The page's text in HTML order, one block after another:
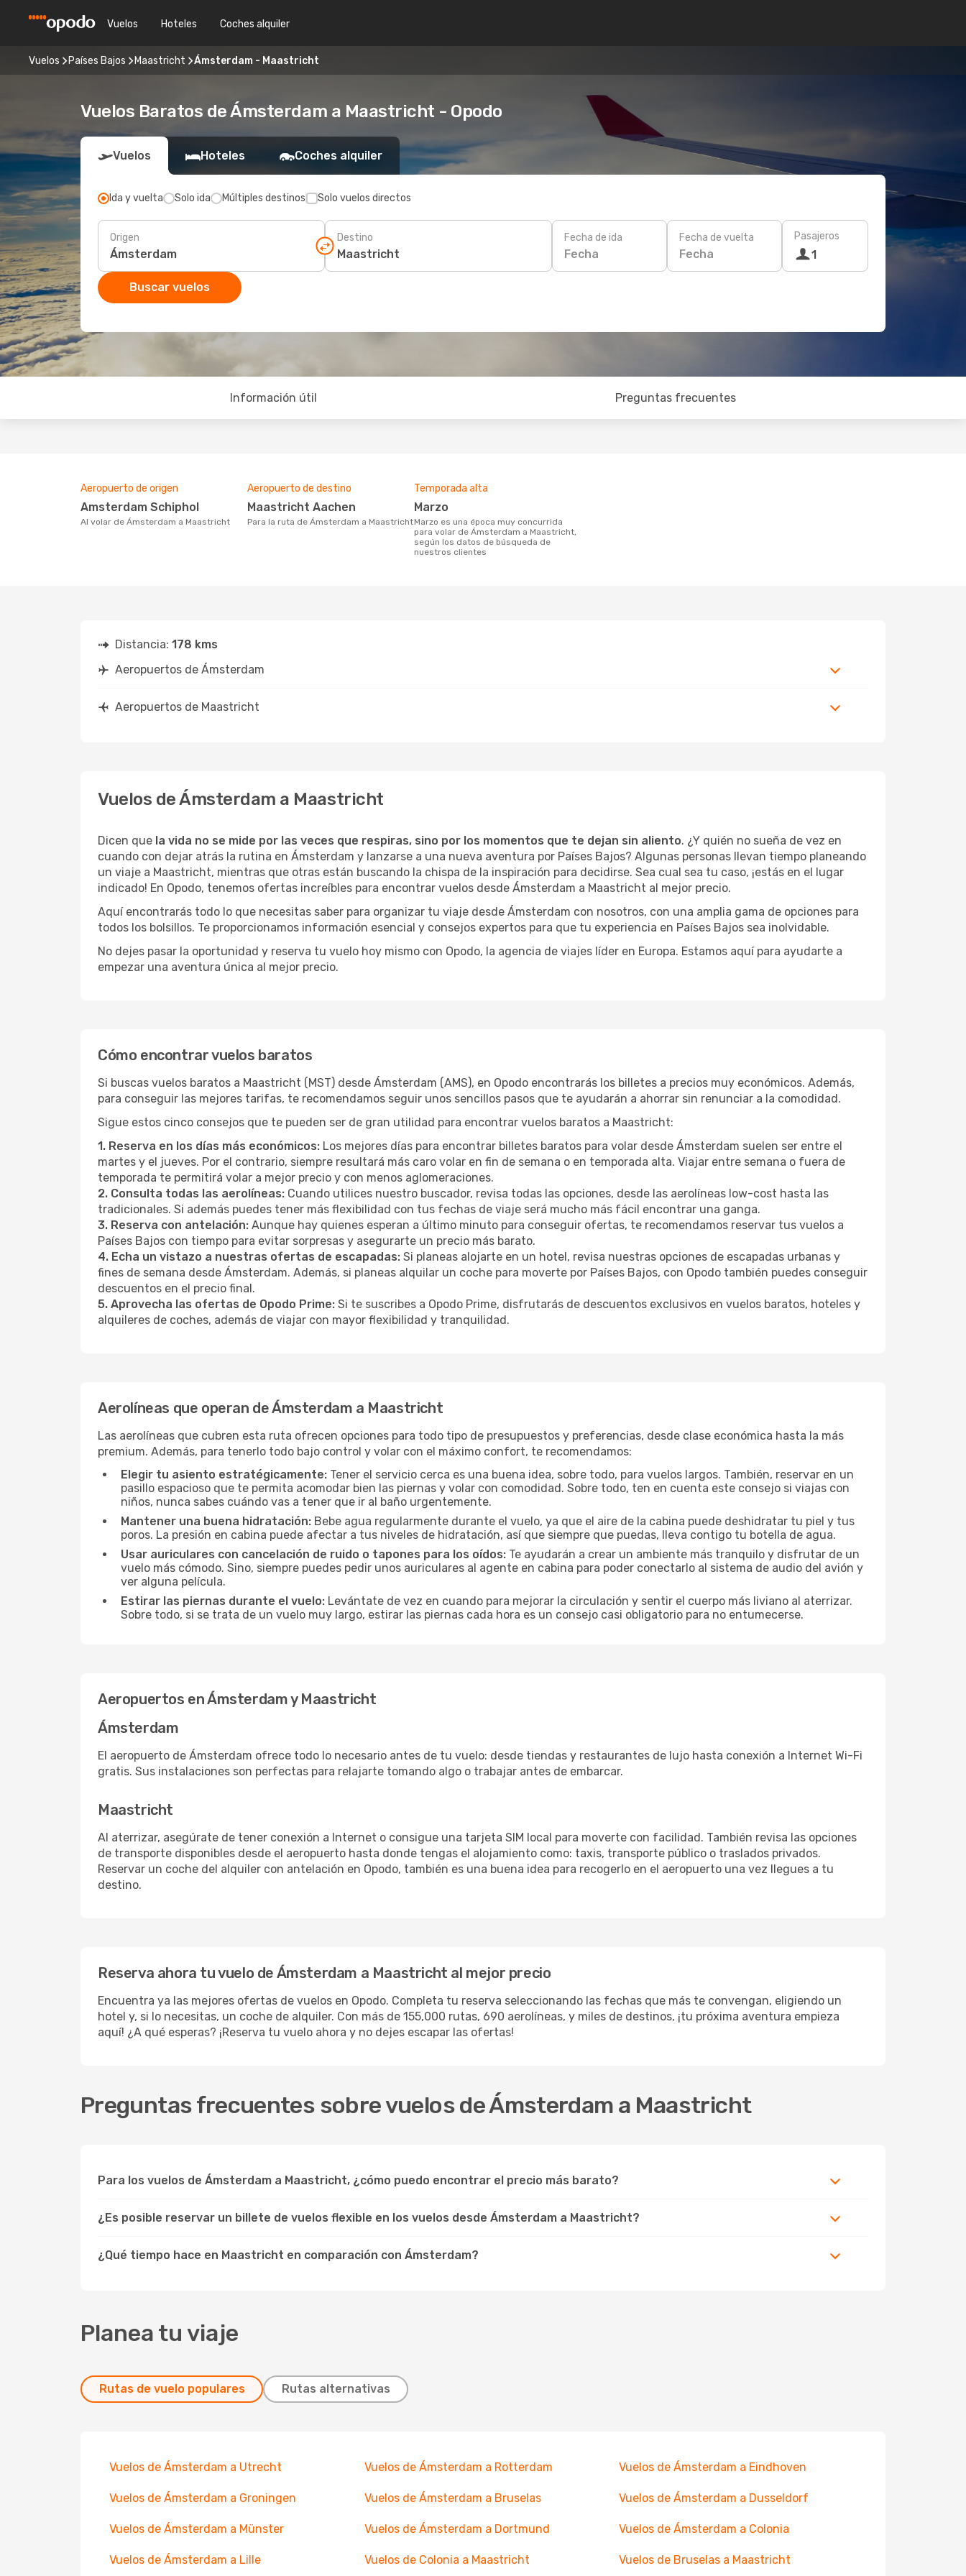
Vuelos Hoteles Coches alquiler
Vuelos Países Bajos Maastricht Ámsterdam - Maastricht
Vuelos Baratos de Ámsterdam a Maastricht - Opodo
Vuelos Hoteles Coches alquiler
Ida y vuelta Solo ida Múltiples destinos Solo vuelos directos
Origen Destino Fecha de ida
Fecha
Fecha de vuelta
Fecha
Pasajeros
1
Buscar vuelos
Información útil Preguntas frecuentes
Aeropuerto de origen
Amsterdam Schiphol
Al volar de Ámsterdam a Maastricht
Aeropuerto de destino
Maastricht Aachen
Para la ruta de Ámsterdam a Maastricht
Temporada alta
marzo
marzo es una época muy concurrida
para volar de Ámsterdam a Maastricht,
según los datos de búsqueda de
nuestros clientes
Distancia: 178 kms
Aeropuertos de Ámsterdam
Aeropuertos de Maastricht
Vuelos de Ámsterdam a Maastricht
Dicen que la vida no se mide por las veces que respiras, sino por los momentos que te dejan sin aliento. ¿Y quién no sueña de vez en
cuando con dejar atrás la rutina en Ámsterdam y lanzarse a una nueva aventura por Países Bajos? Algunas personas llevan tiempo planeando
un viaje a Maastricht, mientras que otras están buscando la chispa de la inspiración para decidirse. Sea cual sea tu caso, ¡estás en el lugar
indicado! En Opodo, tenemos ofertas increíbles para encontrar vuelos desde Ámsterdam a Maastricht al mejor precio.
Aquí encontrarás todo lo que necesitas saber para organizar tu viaje desde Ámsterdam con nosotros, con una amplia gama de opciones para
todos los bolsillos. Te proporcionamos información esencial y consejos expertos para que tu experiencia en Países Bajos sea inolvidable.
No dejes pasar la oportunidad y reserva tu vuelo hoy mismo con Opodo, la agencia de viajes líder en Europa. Estamos aquí para ayudarte a
empezar una aventura única al mejor precio.
Cómo encontrar vuelos baratos
Si buscas vuelos baratos a Maastricht (MST) desde Ámsterdam (AMS), en Opodo encontrarás los billetes a precios muy económicos. Además,
para conseguir las mejores tarifas, te recomendamos seguir unos sencillos pasos que te ayudarán a ahorrar sin renunciar a la comodidad.
Sigue estos cinco consejos que te pueden ser de gran utilidad para encontrar vuelos baratos a Maastricht:
1. Reserva en los días más económicos: Los mejores días para encontrar billetes baratos para volar desde Ámsterdam suelen ser entre el
martes y el jueves. Por el contrario, siempre resultará más caro volar en fin de semana o en temporada alta. Viajar entre semana o fuera de
temporada te permitirá volar a mejor precio y con menos aglomeraciones.
2. Consulta todas las aerolíneas: Cuando utilices nuestro buscador, revisa todas las opciones, desde las aerolíneas low-cost hasta las
tradicionales. Si además puedes tener más flexibilidad con tus fechas de viaje será mucho más fácil encontrar una ganga.
3. Reserva con antelación: Aunque hay quienes esperan a último minuto para conseguir ofertas, te recomendamos reservar tus vuelos a
Países Bajos con tiempo para evitar sorpresas y asegurarte un precio más barato.
4. Echa un vistazo a nuestras ofertas de escapadas: Si planeas alojarte en un hotel, revisa nuestras opciones de escapadas urbanas y
fines de semana desde Ámsterdam. Además, si planeas alquilar un coche para moverte por Países Bajos, con Opodo también puedes conseguir
descuentos en el precio final.
5. Aprovecha las ofertas de Opodo Prime: Si te suscribes a Opodo Prime, disfrutarás de descuentos exclusivos en vuelos baratos, hoteles y
alquileres de coches, además de viajar con mayor flexibilidad y tranquilidad.
Aerolíneas que operan de Ámsterdam a Maastricht
Las aerolíneas que cubren esta ruta ofrecen opciones para todo tipo de presupuestos y preferencias, desde clase económica hasta la más
premium. Además, para tenerlo todo bajo control y volar con el máximo confort, te recomendamos:
Elegir tu asiento estratégicamente: Tener el servicio cerca es una buena idea, sobre todo, para vuelos largos. También, reservar en un
pasillo espacioso que te permita acomodar bien las piernas y volar con comodidad. Sobre todo, ten en cuenta este consejo si viajas con
niños, nunca sabes cuándo vas a tener que ir al baño urgentemente.
Mantener una buena hidratación: Bebe agua regularmente durante el vuelo, ya que el aire de la cabina puede deshidratar tu piel y tus
poros. La presión en cabina puede afectar a tus niveles de hidratación, así que siempre que puedas, lleva contigo tu botella de agua.
Usar auriculares con cancelación de ruido o tapones para los oídos: Te ayudarán a crear un ambiente más tranquilo y disfrutar de un
vuelo más cómodo. Sino, siempre puedes pedir unos auriculares al agente en cabina para poder conectarlo al sistema de audio del avión y
ver alguna película.
Estirar las piernas durante el vuelo: Levántate de vez en cuando para mejorar la circulación y sentir el cuerpo más liviano al aterrizar.
Sobre todo, si se trata de un vuelo muy largo, estirar las piernas cada hora es un consejo casi obligatorio para no entumecerse.
Aeropuertos en Ámsterdam y Maastricht
Ámsterdam
El aeropuerto de Ámsterdam ofrece todo lo necesario antes de tu vuelo: desde tiendas y restaurantes de lujo hasta conexión a Internet Wi-Fi
gratis. Sus instalaciones son perfectas para relajarte tomando algo o trabajar antes de embarcar.
Maastricht
Al aterrizar, asegúrate de tener conexión a Internet o consigue una tarjeta SIM local para moverte con facilidad. También revisa las opciones
de transporte disponibles desde el aeropuerto hasta donde tengas el alojamiento como: taxis, transporte público o traslados privados.
Reservar un coche del alquiler con antelación en Opodo, también es una buena idea para recogerlo en el aeropuerto una vez llegues a tu
destino.
Reserva ahora tu vuelo de Ámsterdam a Maastricht al mejor precio
Encuentra ya las mejores ofertas de vuelos en Opodo. Completa tu reserva seleccionando las fechas que más te convengan, eligiendo un
hotel y, si lo necesitas, un coche de alquiler. Con más de 155,000 rutas, 690 aerolíneas, y miles de destinos, ¡tu próxima aventura empieza
aquí! ¿A qué esperas? ¡Reserva tu vuelo ahora y no dejes escapar las ofertas!
Preguntas frecuentes sobre vuelos de Ámsterdam a Maastricht
Para los vuelos de Ámsterdam a Maastricht, ¿cómo puedo encontrar el precio más barato?
¿Es posible reservar un billete de vuelos flexible en los vuelos desde Ámsterdam a Maastricht?
¿Qué tiempo hace en Maastricht en comparación con Ámsterdam?
Planea tu viaje
Rutas de vuelo populares Rutas alternativas
Vuelos de Ámsterdam a Utrecht Vuelos de Ámsterdam a Rotterdam Vuelos de Ámsterdam a Eindhoven
Vuelos de Ámsterdam a Groningen Vuelos de Ámsterdam a Bruselas Vuelos de Ámsterdam a Dusseldorf
Vuelos de Ámsterdam a Münster Vuelos de Ámsterdam a Dortmund Vuelos de Ámsterdam a Colonia
Vuelos de Ámsterdam a Lille Vuelos de Colonia a Maastricht Vuelos de Bruselas a Maastricht